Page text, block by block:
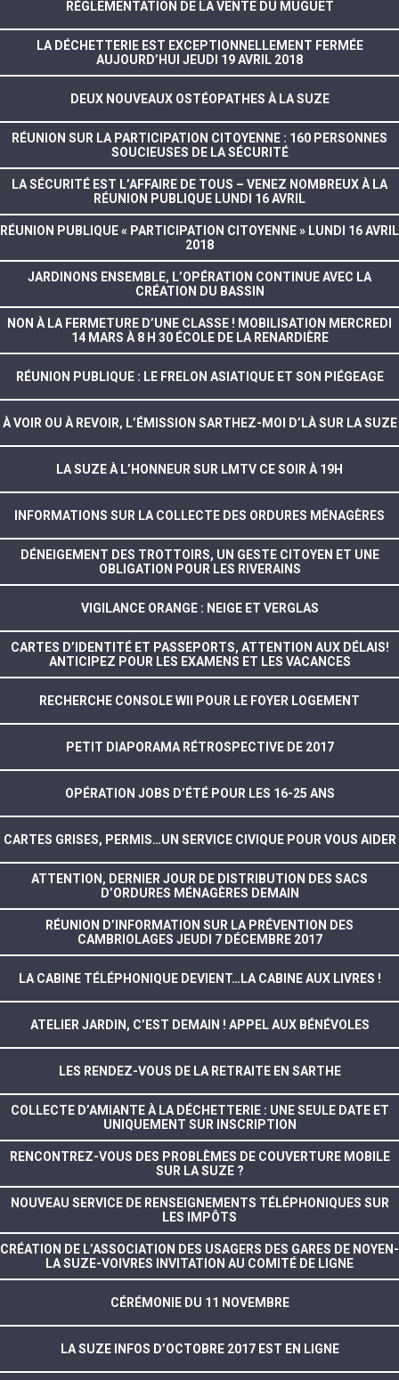
RÉGLEMENTATION DE LA VENTE DU MUGUET
LA DÉCHETTERIE EST EXCEPTIONNELLEMENT FERMÉE
AUJOURD’HUI JEUDI 19 AVRIL 2018
DEUX NOUVEAUX OSTÉOPATHES À LA SUZE
RÉUNION SUR LA PARTICIPATION CITOYENNE : 160 PERSONNES
SOUCIEUSES DE LA SÉCURITÉ
LA SÉCURITÉ EST L’AFFAIRE DE TOUS – VENEZ NOMBREUX À LA
RÉUNION PUBLIQUE LUNDI 16 AVRIL
RÉUNION PUBLIQUE « PARTICIPATION CITOYENNE » LUNDI 16 AVRIL
2018
JARDINONS ENSEMBLE, L’OPÉRATION CONTINUE AVEC LA
CRÉATION DU BASSIN
NON À LA FERMETURE D’UNE CLASSE ! MOBILISATION MERCREDI
14 MARS À 8 H 30 ÉCOLE DE LA RENARDIÈRE
RÉUNION PUBLIQUE : LE FRELON ASIATIQUE ET SON PIÉGEAGE
À VOIR OU À REVOIR, L’ÉMISSION SARTHEZ-MOI D’LÀ SUR LA SUZE
LA SUZE À L’HONNEUR SUR LMTV CE SOIR À 19H
INFORMATIONS SUR LA COLLECTE DES ORDURES MÉNAGÈRES
DÉNEIGEMENT DES TROTTOIRS, UN GESTE CITOYEN ET UNE
OBLIGATION POUR LES RIVERAINS
VIGILANCE ORANGE : NEIGE ET VERGLAS
CARTES D’IDENTITÉ ET PASSEPORTS, ATTENTION AUX DÉLAIS!
ANTICIPEZ POUR LES EXAMENS ET LES VACANCES
RECHERCHE CONSOLE WII POUR LE FOYER LOGEMENT
PETIT DIAPORAMA RÉTROSPECTIVE DE 2017
OPÉRATION JOBS D’ÉTÉ POUR LES 16-25 ANS
CARTES GRISES, PERMIS…UN SERVICE CIVIQUE POUR VOUS AIDER
ATTENTION, DERNIER JOUR DE DISTRIBUTION DES SACS
D’ORDURES MÉNAGÈRES DEMAIN
RÉUNION D’INFORMATION SUR LA PRÉVENTION DES
CAMBRIOLAGES JEUDI 7 DÉCEMBRE 2017
LA CABINE TÉLÉPHONIQUE DEVIENT…LA CABINE AUX LIVRES !
ATELIER JARDIN, C’EST DEMAIN ! APPEL AUX BÉNÉVOLES
LES RENDEZ-VOUS DE LA RETRAITE EN SARTHE
COLLECTE D’AMIANTE À LA DÉCHETTERIE : UNE SEULE DATE ET
UNIQUEMENT SUR INSCRIPTION
RENCONTREZ-VOUS DES PROBLÈMES DE COUVERTURE MOBILE
SUR LA SUZE ?
NOUVEAU SERVICE DE RENSEIGNEMENTS TÉLÉPHONIQUES SUR
LES IMPÔTS
CRÉATION DE L’ASSOCIATION DES USAGERS DES GARES DE NOYEN-
LA SUZE-VOIVRES INVITATION AU COMITÉ DE LIGNE
CÉRÉMONIE DU 11 NOVEMBRE
LA SUZE INFOS D’OCTOBRE 2017 EST EN LIGNE